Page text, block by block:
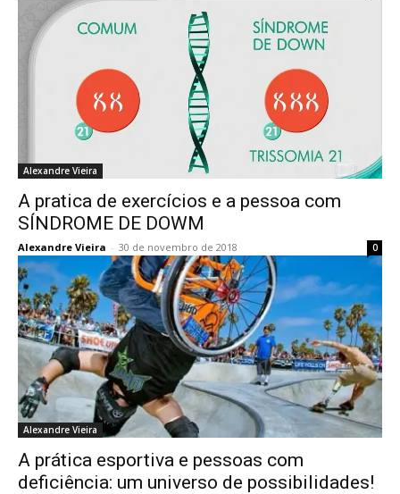
Alexandre Vieira
A pratica de exercícios e a pessoa com
SÍNDROME DE DOWM
Alexandre Vieira - 30 de novembro de 2018 0
Alexandre Vieira
A prática esportiva e pessoas com
deficiência: um universo de possibilidades!